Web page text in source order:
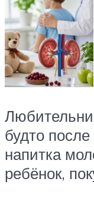
будто
напитка
ребёнок,